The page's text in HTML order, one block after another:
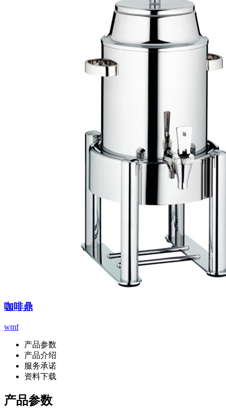
咖啡鼎
wmf
产品参数
产品介绍
服务承诺
资料下载
产品参数